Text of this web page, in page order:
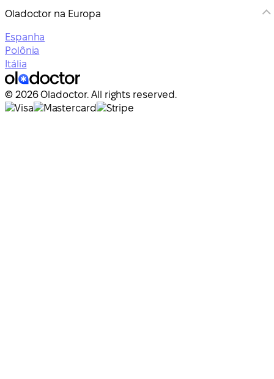
Oladoctor na Europa
Espanha
Polônia
Itália
© 2026 Oladoctor. All rights reserved.